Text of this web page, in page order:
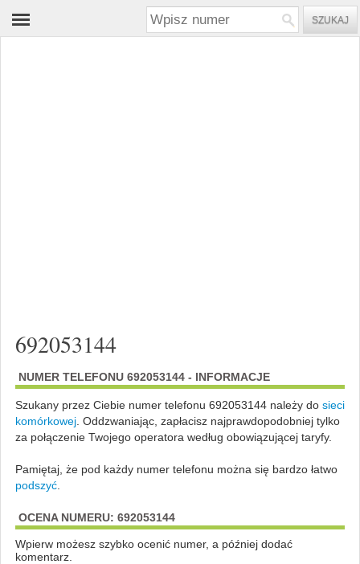
692053144
NUMER TELEFONU 692053144 - INFORMACJE
Szukany przez Ciebie numer telefonu 692053144 należy do sieci
komórkowej. Oddzwaniając, zapłacisz najprawdopodobniej tylko
za połączenie Twojego operatora według obowiązującej taryfy.
Pamiętaj, że pod każdy numer telefonu można się bardzo łatwo
podszyć.
OCENA NUMERU: 692053144
Wpierw możesz szybko ocenić numer, a później dodać
komentarz.